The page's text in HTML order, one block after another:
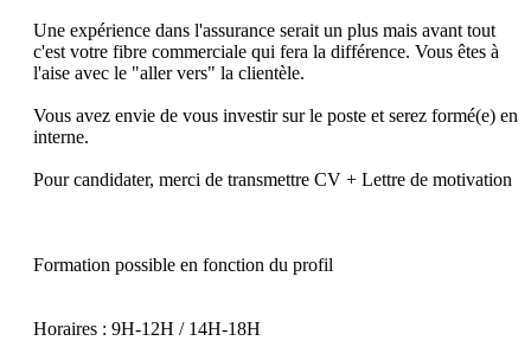
Une expérience dans l'assurance serait un plus mais avant tout
c'est votre fibre commerciale qui fera la différence. Vous êtes à
l'aise avec le "aller vers" la clientèle.
Vous avez envie de vous investir sur le poste et serez formé(e) en
interne.
Pour candidater, merci de transmettre CV + Lettre de motivation
Formation possible en fonction du profil
Horaires : 9H-12H / 14H-18H